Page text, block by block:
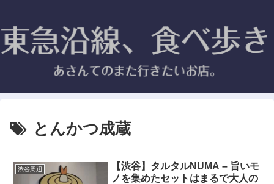
とんかつ成蔵
渋谷周辺
【渋谷】タルタルNUMA – 旨いモ
ノを集めたセットはまるで大人の